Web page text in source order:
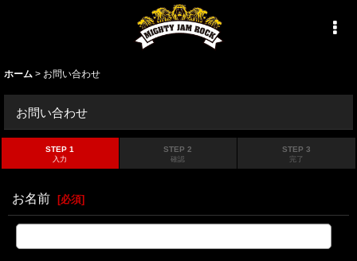
ホーム > お問い合わせ
お問い合わせ
STEP 1
入力
STEP 2
確認
STEP 3
完了
お名前 [必須]